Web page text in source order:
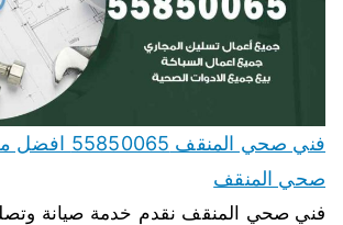
فني صحي المنقف
صحي المنقف
فني صحي المنقف نقدم خدمة صيانة